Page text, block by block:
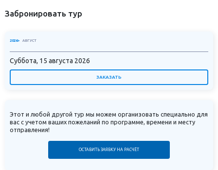
Забронировать тур
2026> АВГУСТ
Суббота, 15 августа 2026
ЗАКАЗАТЬ
Этот и любой другой тур мы можем организовать специально для
вас с учетом ваших пожеланий по программе, времени и месту
отправления!
ОСТАВИТЬ ЗАЯВКУ НА РАСЧЁТ